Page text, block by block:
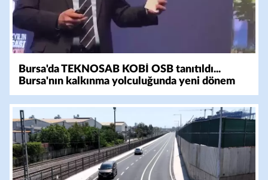
Bursa'da TEKNOSAB KOBİ OSB tanıtıldı...
Bursa'nın kalkınma yolculuğunda yeni dönem